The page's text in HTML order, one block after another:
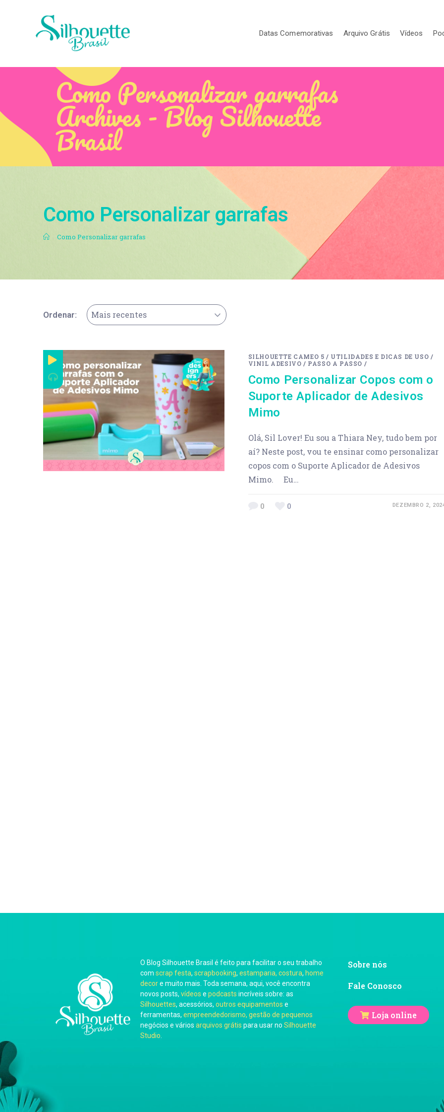
Datas Comemorativas Arquivo Grátis Vídeos
Como Personalizar garrafas
Archives - Blog Silhouette
Brasil
Como Personalizar garrafas
. Como Personalizar garrafas
Ordenar: Mais recentes
SILHOUETTE CAMEO 5 / UTILIDADES E DICAS DE USO /
VINIL ADESIVO / PASSO A PASSO /
Como Personalizar Copos com o
Suporte Aplicador de Adesivos
Mimo
Olá, Sil Lover! Eu sou a Thiara Ney, tudo bem por
aí? Neste post, vou te ensinar como personalizar
copos com o Suporte Aplicador de Adesivos
Mimo. Eu…
0 0 DEZEMBRO 2,
O Blog Silhouette Brasil é feito para facilitar o seu trabalho
com scrap festa, scrapbooking, estamparia, costura, home
decore muito mais. Toda semana, aqui, você encontra
novos posts, vídeos e podcasts incríveis sobre: as
Silhouettes, acessórios, outros equipamentos e
ferramentas, empreendedorismo, gestão de pequenos
negócios e vários arquivos grátis para usar no Silhouette
Studio
Sobre nós
Fale Conosco
Loja online